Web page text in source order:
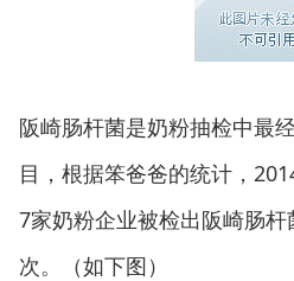
阪崎肠杆菌是奶粉抽检中最
目，根据笨爸爸的统计，
7家奶粉企业被检出阪崎肠
次。（如下图）